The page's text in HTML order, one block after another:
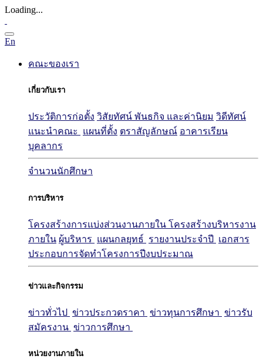
Loading...
En
คณะของเรา
เกี่ยวกับเรา
ประวัติการก่อตั้ง วิสัยทัศน์ พันธกิจ และค่านิยม วิดีทัศน์
แนะนำคณะ
แผนที่ตั้ง ตราสัญลักษณ์ อาคารเรียน
บุคลากร
จำนวนนักศึกษา
การบริหาร
โครงสร้างการแบ่งส่วนงานภายใน โครงสร้างบริหารงาน
ภายใน ผู้บริหาร แผนกลยุทธ์ รายงานประจำปี
เอกสาร
ประกอบการจัดทำโครงการปีงบประมาณ
ข่าวและกิจกรรม
ข่าวทั่วไป ข่าวประกวดราคา ข่าวทุนการศึกษา ข่าวรับ
สมัครงาน ข่าวการศึกษา
หน่วยงานภายใน